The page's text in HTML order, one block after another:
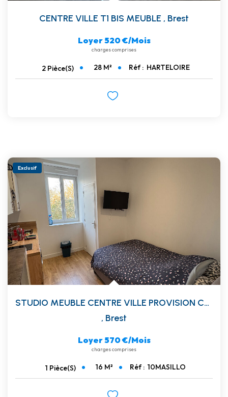
CENTRE VILLE T1 BIS MEUBLE , Brest
Loyer 520 €/mois
charges comprises
2 Pièce(s) 28 M² Réf : HARTELOIRE
Exclusif
STUDIO MEUBLE CENTRE VILLE PROVISION CHAUFFAGE EAU WIFI
, Brest
Loyer 570 €/mois
charges comprises
1 Pièce(s) 16 M² Réf : 10MASILLO